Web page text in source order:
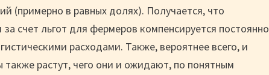
(примерно в равных долях). Получается, что
счет льгот для фермеров компенсируется постоянно
расходами. Также, вероятнее всего, и
также растут, чего они и ожидают, по понятным